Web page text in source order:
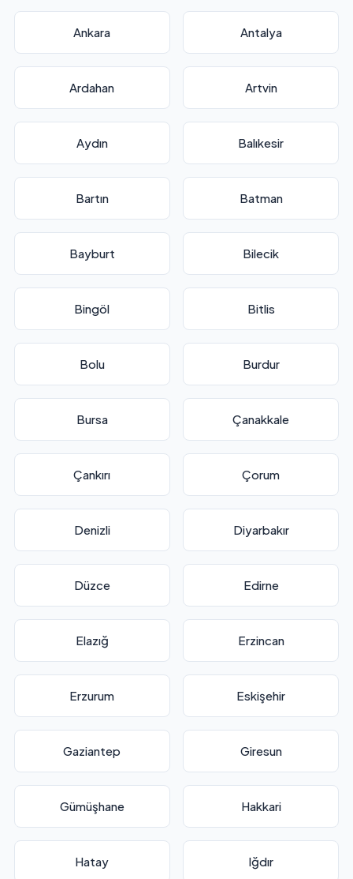
Ankara Antalya
Ardahan Artvin
Aydın Balıkesir
Bartın Batman
Bayburt Bilecik
Bingöl Bitlis
Bolu Burdur
Bursa Çanakkale
Çankırı Çorum
Denizli Diyarbakır
Düzce Edirne
Elazığ Erzincan
Erzurum Eskişehir
Gaziantep Giresun
Gümüşhane Hakkari
Hatay Iğdır